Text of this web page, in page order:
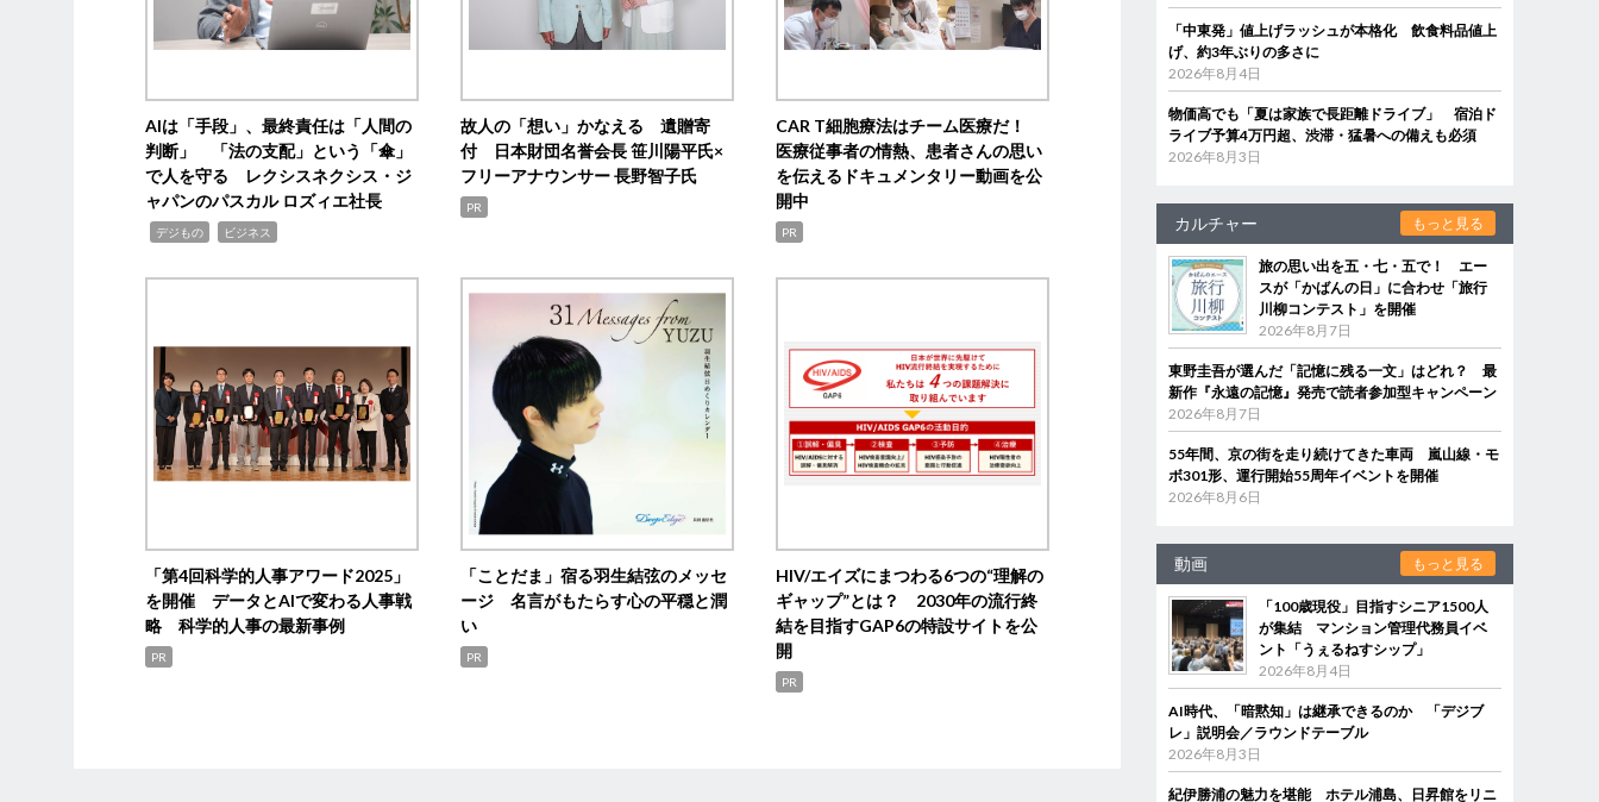
AIは「手段」、最終責任は「人間の
判断」 「法の支配」という「傘」
で人を守る レクシスネクシス・ジ
ャパンのパスカル ロズィエ社長
デジもの ビジネス
故人の「想い」かなえる 遺贈寄
付 日本財団名誉会長 笹川陽平氏×
フリーアナウンサー 長野智子氏
PR
CAR T細胞療法はチーム医療だ！
医療従事者の情熱、患者さんの思い
を伝えるドキュメンタリー動画を公
開中
PR
「第4回科学的人事アワード2025」
を開催 データとAIで変わる人事戦
略 科学的人事の最新事例
PR
「ことだま」宿る羽生結弦のメッセ
ージ 名言がもたらす心の平穏と潤
い
PR
HIV/エイズにまつわる6つの“理解の
ギャップ”とは？ 2030年の流行終
結を目指すGAP6の特設サイトを公
開
PR
「中東発」値上げラッシュが本格化 飲食料品値上
げ、約3年ぶりの多さに
2026年8月4日
物価高でも「夏は家族で長距離ドライブ」 宿泊ド
ライブ予算4万円超、渋滞・猛暑への備えも必須
2026年8月3日
カルチャー もっと見る
旅の思い出を五・七・五で！ エー
スが「かばんの日」に合わせ「旅行
川柳コンテスト」を開催
2026年8月7日
東野圭吾が選んだ「記憶に残る一文」はどれ？ 最
新作『永遠の記憶』発売で読者参加型キャンペーン
2026年8月7日
55年間、京の街を走り続けてきた車両 嵐山線・モ
ボ301形、運行開始55周年イベントを開催
2026年8月6日
動画 もっと見る
「100歳現役」目指すシニア1500人
が集結 マンション管理代務員イベ
ント「うぇるねすシップ」
2026年8月4日
AI時代、「暗黙知」は継承できるのか 「デジブ
レ」説明会／ラウンドテーブル
2026年8月3日
紀伊勝浦の魅力を堪能 ホテル浦島、日昇館をリニ